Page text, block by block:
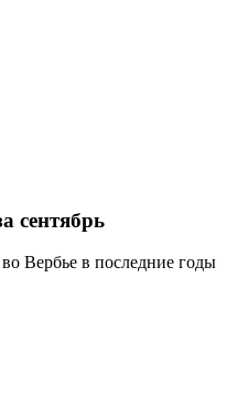
сентябрь
Вербье в последние годы